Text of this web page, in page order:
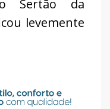
Sertão da
levemente